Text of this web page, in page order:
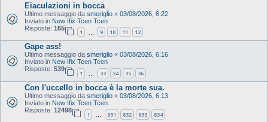
Eiaculazioni in bocca
Ultimo messaggio da smeriglio « 03/08/2026, 6:22
Inviato in New Ifix Tcen Tcen
Risposte: 165
1 9 10 11 12
Gape ass!
Ultimo messaggio da smeriglio « 03/08/2026, 6:16
Inviato in New Ifix Tcen Tcen
Risposte: 539
1 33 34 35 36
Con l'uccello in bocca è la morte sua.
Ultimo messaggio da smeriglio « 03/08/2026, 6:13
Inviato in New Ifix Tcen Tcen
Risposte: 12498
1 … 831 832 833 834